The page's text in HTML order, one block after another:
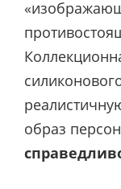
образ